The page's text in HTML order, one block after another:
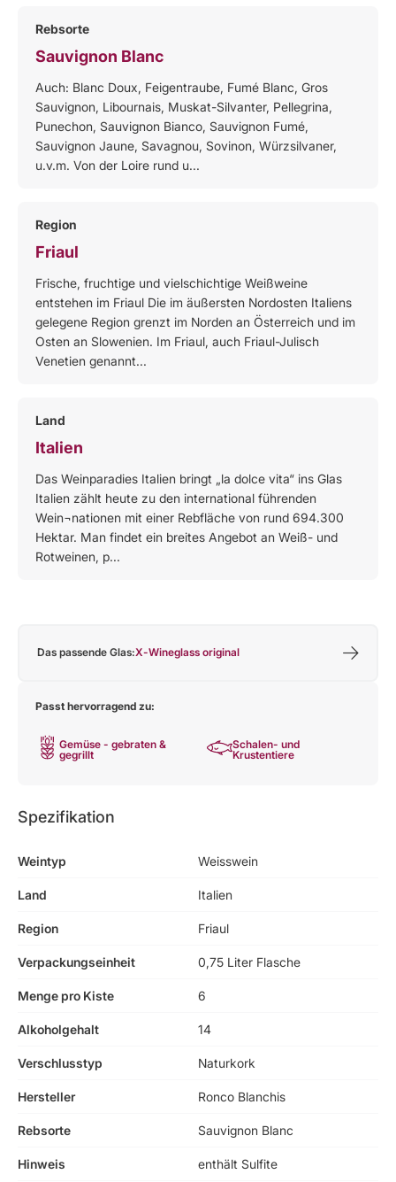
Rebsorte
Sauvignon Blanc
Auch: Blanc Doux, Feigentraube, Fumé Blanc, Gros
Sauvignon, Libournais, Muskat-Silvanter, Pellegrina,
Punechon, Sauvignon Bianco, Sauvignon Fumé,
Sauvignon Jaune, Savagnou, Sovinon, Würzsilvaner,
u.v.m. Von der Loire rund u...
Region
Friaul
Frische, fruchtige und vielschichtige Weißweine
entstehen im Friaul Die im äußersten Nordosten Italiens
gelegene Region grenzt im Norden an Österreich und im
Osten an Slowenien. Im Friaul, auch Friaul-Julisch
Venetien genannt...
Land
Italien
Das Weinparadies Italien bringt „la dolce vita“ ins Glas
Italien zählt heute zu den international führenden
Wein¬nationen mit einer Rebfläche von rund 694.300
Hektar. Man findet ein breites Angebot an Weiß- und
Rotweinen, p...
Das passende Glas:X-Wineglass original
Passt hervorragend zu:
Gemüse - gebraten &
gegrillt
Schalen- und
Krustentiere
Spezifikation
Weintyp Weisswein
Land Italien
Region Friaul
Verpackungseinheit 0,75 Liter Flasche
Menge pro Kiste 6
Alkoholgehalt 14
Verschlusstyp Naturkork
Hersteller Ronco Blanchis
Rebsorte Sauvignon Blanc
Hinweis enthält Sulfite